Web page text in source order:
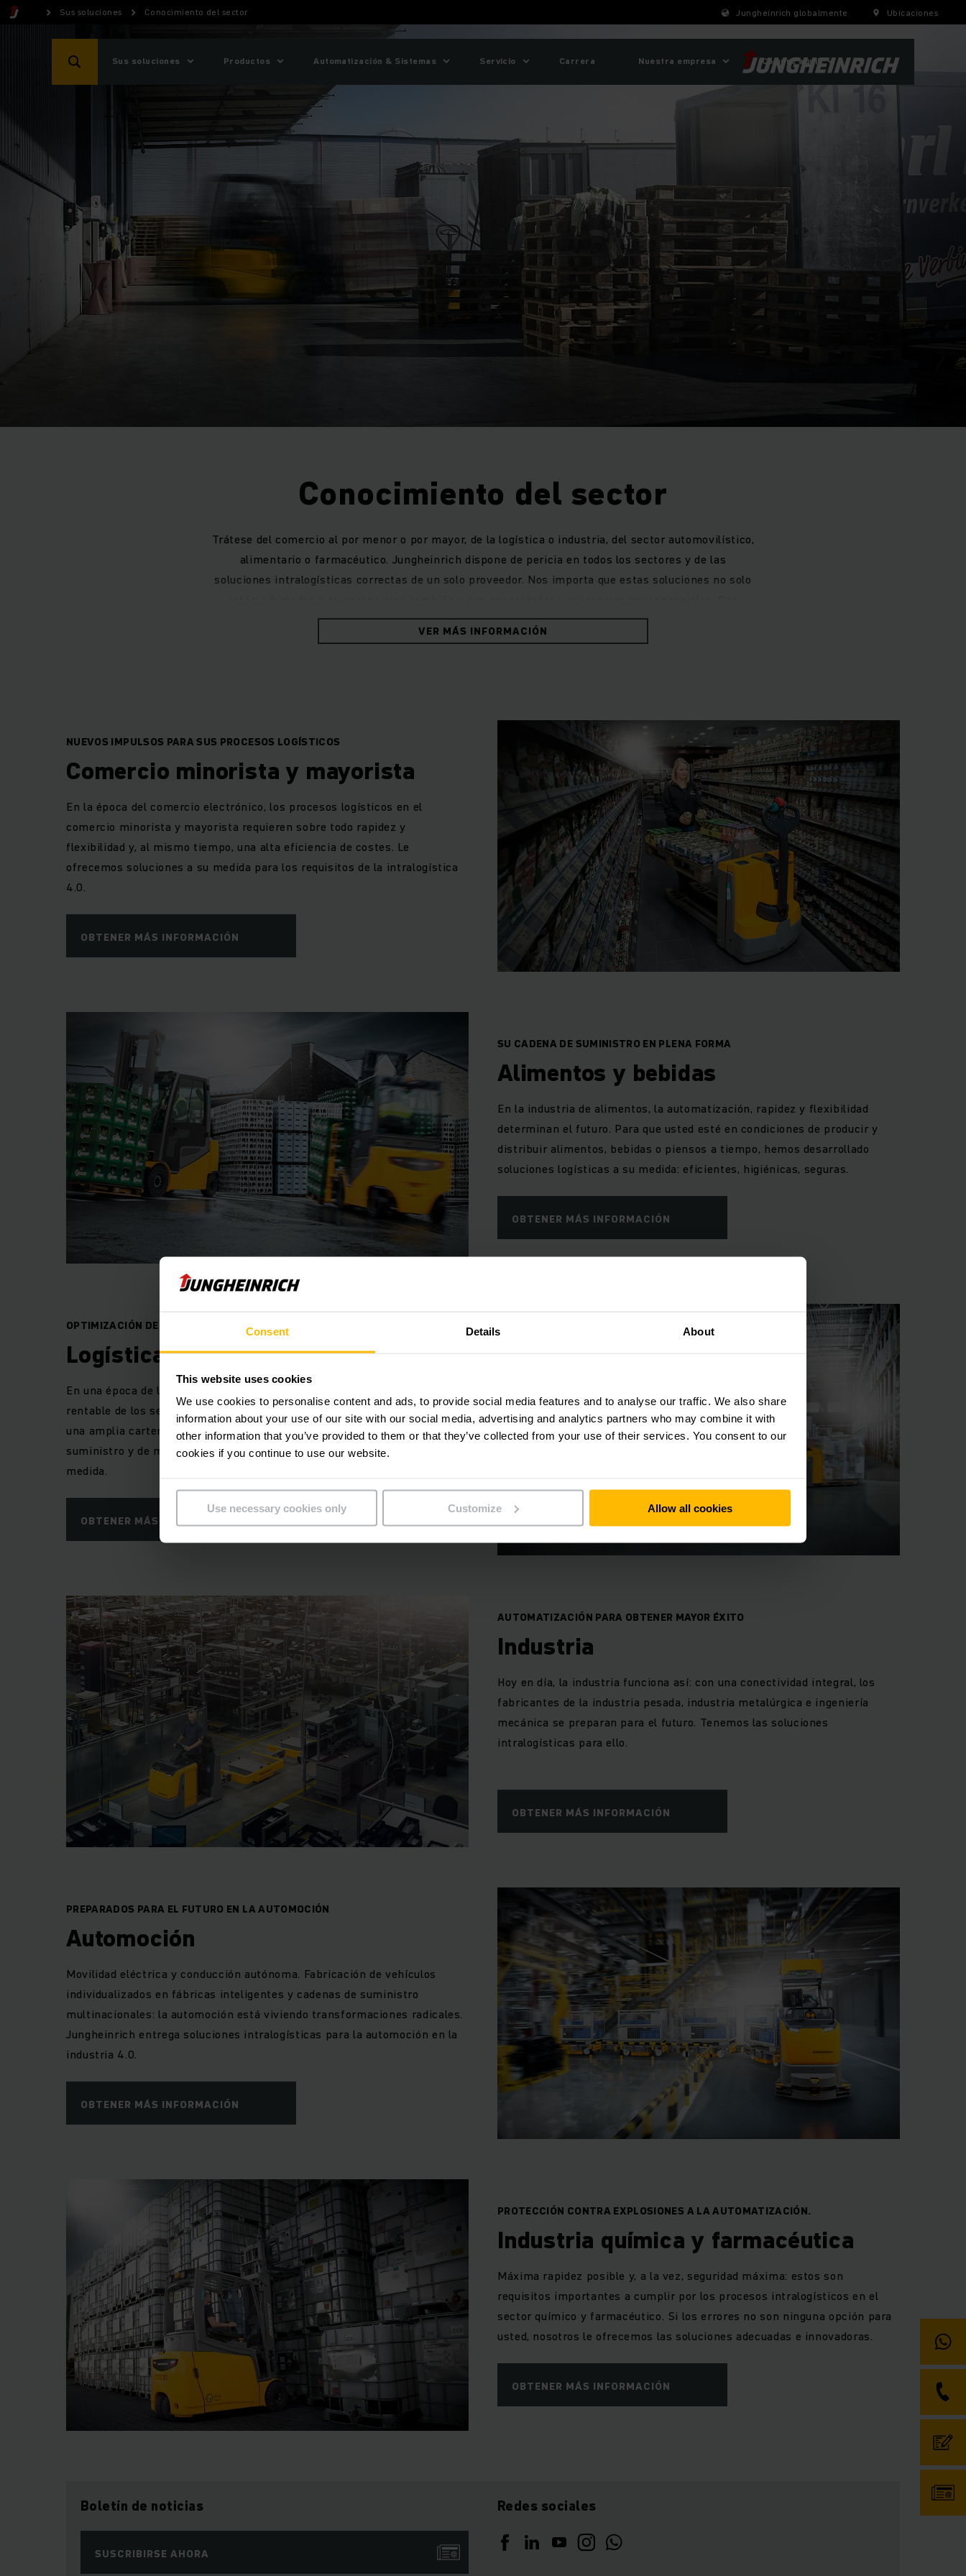
Consent Details About
This website uses cookies
We use cookies to personalise content and ads, to provide social media features and to analyse our traffic. We also share
information about your use of our site with our social media, advertising and analytics partners who may combine it with
other information that you’ve provided to them or that they’ve collected from your use of their services. You consent to our
cookies if you continue to use our website.
Use necessary cookies only Customize Allow all cookies
Sus soluciones Conocimiento del sector Jungheinrich globalmente Ubicaciones
Sus soluciones Productos Automatización & Sistemas Servicio Carrera Nuestra empresa ¡Compre aquí!
Conocimiento del sector
Trátese del comercio al por menor o por mayor, de la logística o industria, del sector automovilístico,
alimentario o farmacéutico. Jungheinrich dispone de pericia en todos los sectores y de las
soluciones intralogísticas correctas de un solo proveedor. Nos importa que estas soluciones no solo
nuestros técnicos comerciales tiene a su lado personas de contacto muy competentes que conocen
a la perfección las especialidades intralogísticas de su sector. Así garantizamos una interacción
VER MÁS INFORMACIÓN
NUEVOS IMPULSOS PARA SUS PROCESOS LOGÍSTICOS
Comercio minorista y mayorista
En la época del comercio electrónico, los procesos logísticos en el
comercio minorista y mayorista requieren sobre todo rapidez y
flexibilidad y, al mismo tiempo, una alta eficiencia de costes. Le
ofrecemos soluciones a su medida para los requisitos de la intralogística
4.0.
OBTENER MÁS INFORMACIÓN
SU CADENA DE SUMINISTRO EN PLENA FORMA
Alimentos y bebidas
En la industria de alimentos, la automatización, rapidez y flexibilidad
determinan el futuro. Para que usted esté en condiciones de producir y
distribuir alimentos, bebidas o piensos a tiempo, hemos desarrollado
soluciones logísticas a su medida: eficientes, higiénicas, seguras.
OBTENER MÁS INFORMACIÓN
OPTIMIZACIÓN DE PROCESOS CON SISTEMA
Logística
En una época de logística globalizada, la externalización eficiente y
rentable de los servicios se convierte en algo habitual. Le apoyamos con
una amplia cartera de productos destinados a optimizar sus cadenas de
suministro y de mercancías, inclusive soluciones de automatización a su
medida.
OBTENER MÁS INFORMACIÓN
AUTOMATIZACIÓN PARA OBTENER MAYOR ÉXITO
Industria
Hoy en día, la industria funciona así: con una conectividad integral, los
fabricantes de la industria pesada, industria metalúrgica e ingeniería
mecánica se preparan para el futuro. Tenemos las soluciones
intralogísticas para ello.
OBTENER MÁS INFORMACIÓN
PREPARADOS PARA EL FUTURO EN LA AUTOMOCIÓN
Automoción
Movilidad eléctrica y conducción autónoma. Fabricación de vehículos
individualizados en fábricas inteligentes y cadenas de suministro
multinacionales: la automoción está viviendo transformaciones radicales.
Jungheinrich entrega soluciones intralogísticas para la automoción en la
industria 4.0.
OBTENER MÁS INFORMACIÓN
PROTECCIÓN CONTRA EXPLOSIONES A LA AUTOMATIZACIÓN.
Industria química y farmacéutica
Máxima rapidez posible y, a la vez, seguridad máxima: estos son
requisitos importantes a cumplir por los procesos intralogísticos en el
sector químico y farmacéutico. Si los errores no son ninguna opción para
usted, nosotros le ofrecemos las soluciones adecuadas e innovadoras.
OBTENER MÁS INFORMACIÓN
Boletín de noticias
SUSCRIBIRSE AHORA
Redes sociales